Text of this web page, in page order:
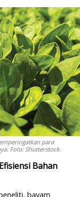
para
Foto: Shutterstock.
Bahan
bayam